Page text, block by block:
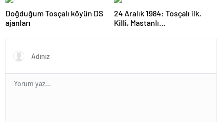
Doğduğum Tosçalı köyün DS
ajanları
24 Aralık 1984: Tosçalı ilk,
Killi, Mastanlı…